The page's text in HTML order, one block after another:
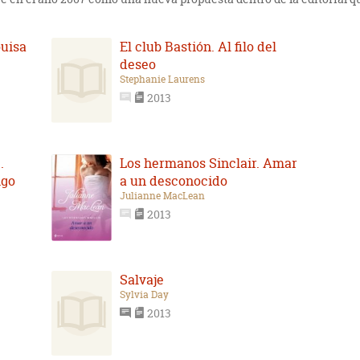
El club Bastión. Al filo del
deseo
Stephanie Laurens
2013
Los hermanos Sinclair. Amar
a un desconocido
Julianne MacLean
2013
Salvaje
Sylvia Day
2013